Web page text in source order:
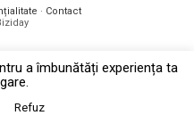
· Contact
a îmbunătăți experiența ta
Refuz